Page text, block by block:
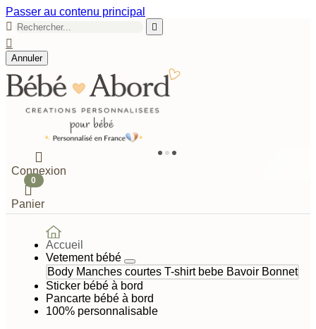
Passer au contenu principal



Annuler

Connexion

0
Panier
Accueil
Vetement bébé
Body Manches courtes T-shirt bebe Bavoir Bonnet
Sticker bébé à bord
Pancarte bébé à bord
100% personnalisable